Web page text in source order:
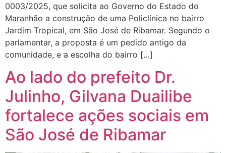
0003/2025, que solicita ao Governo do Estado do
Maranhão a construção de uma Policlínica no bairro
Jardim Tropical, em São José de Ribamar. Segundo o
parlamentar, a proposta é um pedido antigo da
comunidade, e a escolha do bairro […]
Ao lado do prefeito Dr.
Julinho, Gilvana Duailibe
fortalece ações sociais em
São José de Ribamar